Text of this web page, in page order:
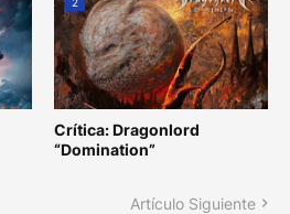
Crítica: Dragonlord
“Domination”
Artículo Siguiente